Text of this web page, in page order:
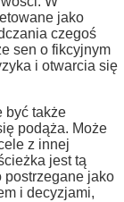
jako
czegoś
sen o fikcyjnym
i otwarcia się
być także
podąża. Może
z innej
jest tą
postrzegane jako
i decyzjami,